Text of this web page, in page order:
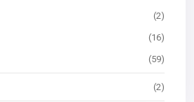
(2)
(16)
(59)
(2)